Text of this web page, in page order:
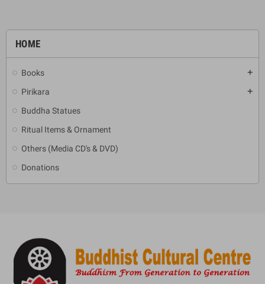
HOME
Books add
Pirikara add
Buddha Statues
Ritual Items & Ornament
Others (Media CD's & DVD)
Donations